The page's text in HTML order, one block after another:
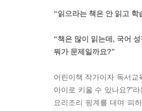
이기도 합니다. 그 작가의
--- p.98
우리나라의 독서 지도 실
초등 저학년 때 가장 많이
습니다. 책을 읽는다고 앉
“읽으라는 책은 안 읽고
“책은 많이 읽는데, 국어
뭐가 문제일까요?”
어린이책 작가이자 독서
아이로 키울 수 있나요?”
요리조리 핑계를 대며 피